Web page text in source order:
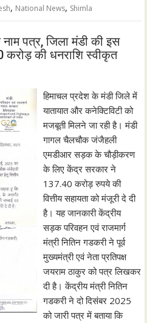
, National News, Shimla
पत्र, जिला मंडी की इस
की धनराशि स्वीकृत
हिमाचल प्रदेश के मंडी जिले में
यातायात और कनेक्टिविटी को
मजबूती मिलने जा रही है। मंडी
गागल चैलचौक जंजैहली
एमडीआर सड़क के चौड़ीकरण
के लिए केंद्र सरकार ने
137.40 करोड़ रुपये की
वित्तीय सहायता को मंजूरी दे दी
है। यह जानकारी केंद्रीय
सड़क परिवहन एवं राजमार्ग
मंत्री नितिन गडकरी ने पूर्व
मुख्यमंत्री एवं नेता प्रतिपक्ष
जयराम ठाकुर को पत्र लिखकर
दी है। केंद्रीय मंत्री नितिन
गडकरी ने दो दिसंबर 2025
को जारी पत्र में बताया कि